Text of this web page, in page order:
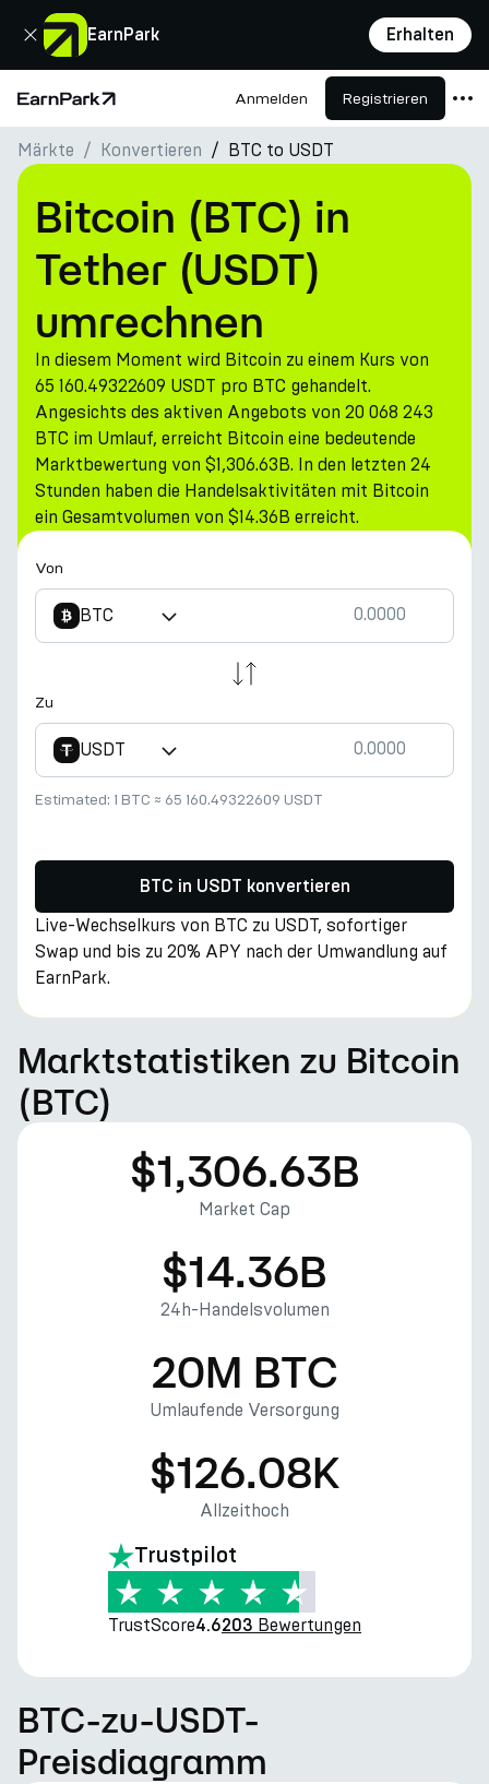
EarnPark Erhalten
Schließen
Startseite Anmelden Registrieren
Produkte
Märkte
Rechner
PARK Token
Ressourcen
Unternehmen
Märkte Konvertieren BTC to USDT
Bitcoin (BTC) in
Tether (USDT)
umrechnen
In diesem Moment wird Bitcoin zu einem Kurs von
65 160.49322609 USDT pro BTC gehandelt.
Angesichts des aktiven Angebots von 20 068 243
BTC im Umlauf, erreicht Bitcoin eine bedeutende
Marktbewertung von $1,306.63B. In den letzten 24
Stunden haben die Handelsaktivitäten mit Bitcoin
ein Gesamtvolumen von $14.36B erreicht.
Von
BTC
Zu
USDT
Estimated: 1 BTC ≈ 65 160.49322609 USDT
BTC in USDT konvertieren
Live-Wechselkurs von BTC zu USDT, sofortiger
Swap und bis zu 20% APY nach der Umwandlung auf
EarnPark.
Marktstatistiken zu Bitcoin
(BTC)
$1,306.63B
Market Cap
$14.36B
24h-Handelsvolumen
20M BTC
Umlaufende Versorgung
$126.08K
Allzeithoch
Trustpilot
TrustScore4.6203 Bewertungen
BTC-zu-USDT-
Preisdiagramm